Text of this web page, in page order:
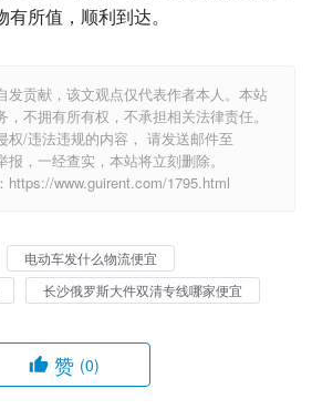
所值，顺利到达。
发贡献，该文观点仅代表作者本人。本站
不拥有所有权，不承担相关法律责任。
权/违法违规的内容， 请发送邮件至
，一经查实，本站将立刻删除。
https://www.guirent.com/1795.html
电动车发什么物流便宜
长沙俄罗斯大件双清专线哪家便宜
赞 (0)